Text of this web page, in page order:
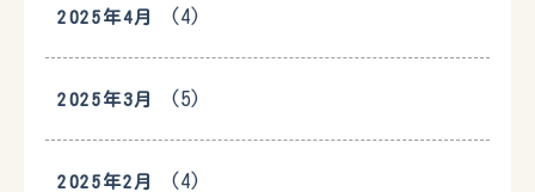
2025年4月 (4)
2025年3月 (5)
2025年2月 (4)